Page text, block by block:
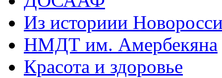
Из историии
НМДТ им. Амербекяна
Красота и здоровье